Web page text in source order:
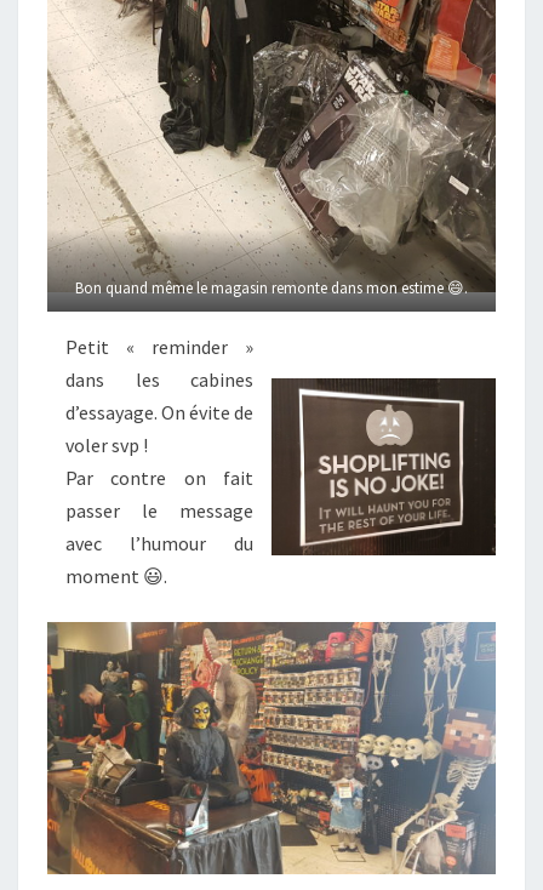
Bon quand même le magasin remonte dans mon estime 😄.
Petit « reminder »
dans les cabines
d’essayage. On évite de
voler svp !
Par contre on fait
passer le message
avec l’humour du
moment 😃.